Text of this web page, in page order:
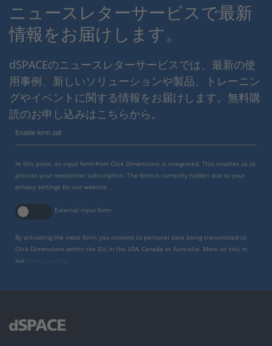
ニュースレターサービスで最新
情報をお届けします。
dSPACEのニュースレターサービスでは、最新の使
用事例、新しいソリューションや製品、トレーニン
グやイベントに関する情報をお届けします。無料購
読のお申し込みはこちらから。
Enable form call
At this point, an input form from Click Dimensions is integrated. This enables us to
process your newsletter subscription. The form is currently hidden due to your
privacy settings for our website.
External input form
By activating the input form, you consent to personal data being transmitted to
Click Dimensions within the EU, in the USA, Canada or Australia. More on this in
our